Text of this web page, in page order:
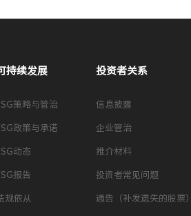
持续发展
策略与管治
政策与承诺
动态
报告
规依从
投资者关系
信息披露
企业管治
推介材料
投资者常见问题
通告（补发遗失的股票）